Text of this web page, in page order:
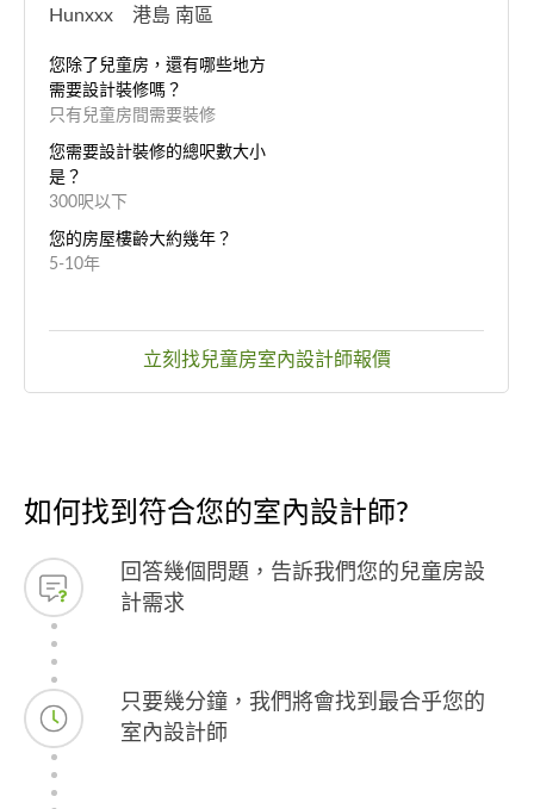
Hunxxx 港島 南區
您除了兒童房，還有哪些地方
需要設計裝修嗎？
只有兒童房間需要裝修
您需要設計裝修的總呎數大小
是？
300呎以下
您的房屋樓齡大約幾年？
5-10年
立刻找兒童房室內設計師報價
如何找到符合您的室內設計師?
回答幾個問題，告訴我們您的兒童房設
計需求
只要幾分鐘，我們將會找到最合乎您的
室內設計師